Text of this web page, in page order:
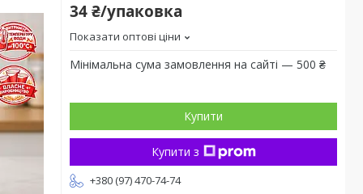
34 ₴/упаковка
Показати оптові ціни
Мінімальна сума замовлення на сайті — 500 ₴
Купити
Купити з
+380 (97) 470-74-74